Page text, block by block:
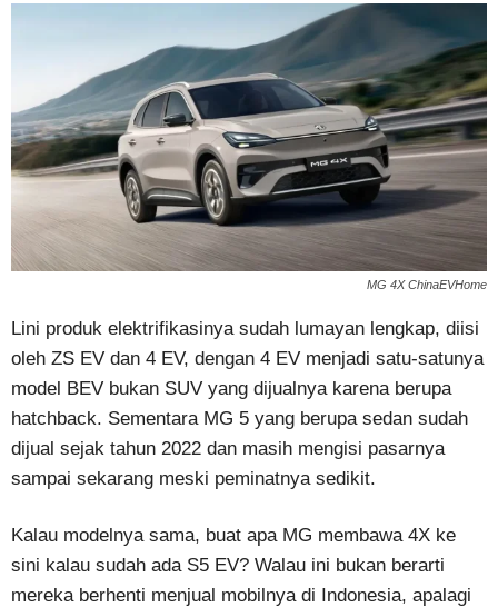
MG 4X ChinaEVHome
Lini produk elektrifikasinya sudah lumayan lengkap, diisi
oleh ZS EV dan 4 EV, dengan 4 EV menjadi satu-satunya
model BEV bukan SUV yang dijualnya karena berupa
hatchback. Sementara MG 5 yang berupa sedan sudah
dijual sejak tahun 2022 dan masih mengisi pasarnya
sampai sekarang meski peminatnya sedikit.
Kalau modelnya sama, buat apa MG membawa 4X ke
sini kalau sudah ada S5 EV? Walau ini bukan berarti
mereka berhenti menjual mobilnya di Indonesia, apalagi